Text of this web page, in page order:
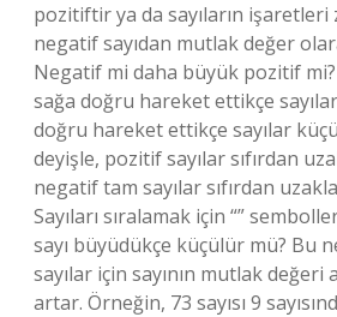
pozitiftir ya da sayıların işaretleri
negatif sayıdan mutlak değer
Negatif mi daha büyük pozitif mi?
sağa doğru hareket ettikçe
doğru hareket ettikçe sayılar
deyişle, pozitif sayılar sıfırdan
negatif tam sayılar sıfırdan
Sayıları sıralamak için “”
sayı büyüdükçe küçülür mü? Bu
sayılar için sayının mutlak değeri
artar. Örneğin, 73 sayısı 9